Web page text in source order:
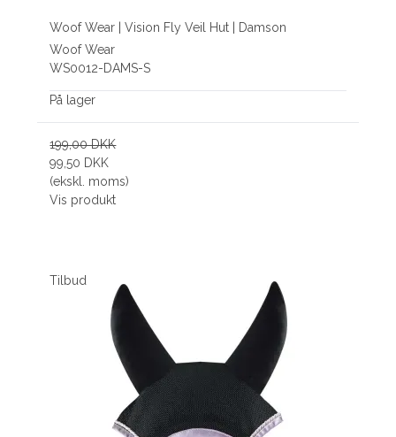
Woof Wear | Vision Fly Veil Hut | Damson
Woof Wear
WS0012-DAMS-S
På lager
199,00 DKK
99,50 DKK
(ekskl. moms)
Vis produkt
Tilbud